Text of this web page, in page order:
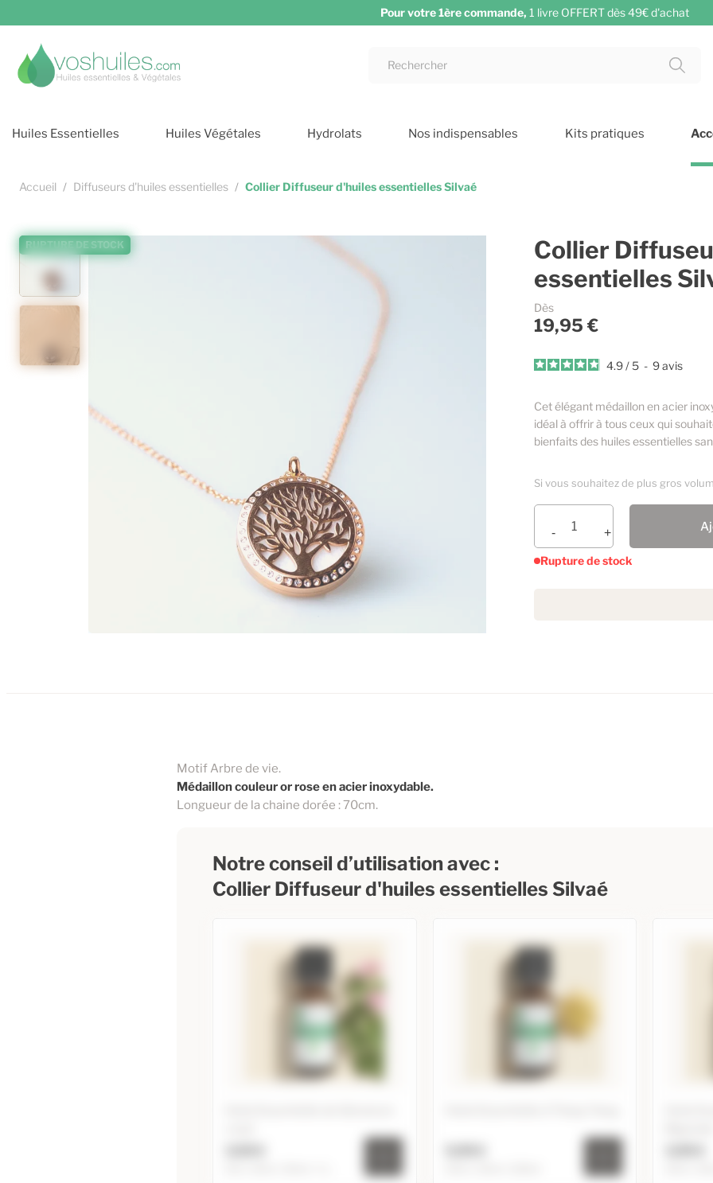
LivraisonOFFERTEen France métropolitaine dès 39€ d’achat !
Huiles Essentielles Huiles Végétales Hydrolats Nos indispensables Kits pratiques
Accueil Diffuseurs d'huiles essentielles Collier Diffuseur d'huiles essentielles Silvaé
RUPTURE DE STOCK
Collier
essentielles
Dès
19,95 €
4.9/ 5 - 9avis
Cet élégant médaillon en acier
idéal à offrir à tous ceux qui
bienfaits des huiles essentielles
Si vous souhaitez de plus gros
Rupture de stock
Motif Arbre de vie.
Médaillon couleur or rose en acier inoxydable.
Longueur de la chaine dorée : 70cm.
Notre conseil d’utilisation avec :
Collier Diffuseur d'huiles essentielles Silvaé